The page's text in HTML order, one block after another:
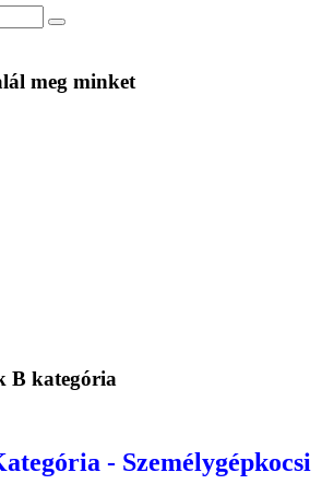
meg minket
B kategória
- Személygépkocsi